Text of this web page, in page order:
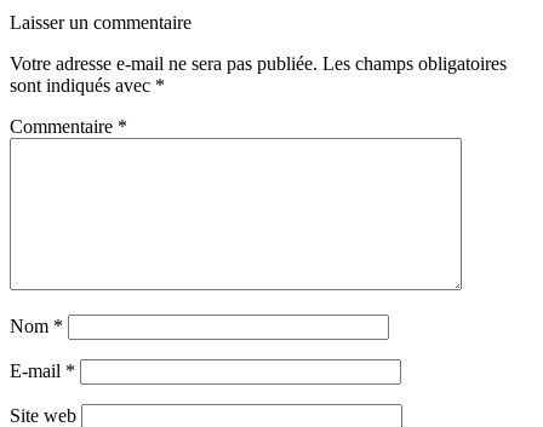
Laisser un commentaire
Votre adresse e-mail ne sera pas publiée. Les champs obligatoires
sont indiqués avec *
Commentaire *
Nom *
E-mail *
Site web